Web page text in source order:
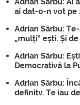
ai dat-o-n vot pe
Adrian Sârbu:
„mulți” ești. Și
Adrian Sârbu:
Democrativă la
Adrian Sârbu:
definitv. Te iau